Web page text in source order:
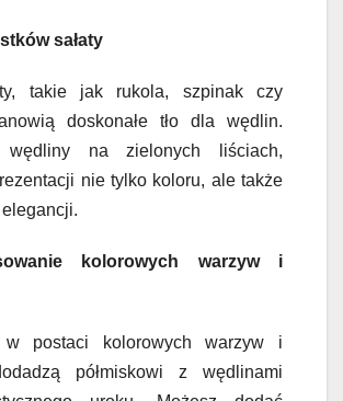
sałaty
takie jak rukola, szpinak czy
doskonałe tło dla wędlin.
wędliny na zielonych liściach,
nie tylko koloru, ale także
kolorowych warzyw i
w postaci kolorowych warzyw i
półmiskowi z wędlinami